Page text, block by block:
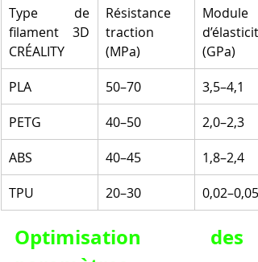
Type de
filament 3D
CRÉALITY
Résistance
traction
(MPa)
Module
d’élasticité
(GPa)
PLA
50–70
3,5–4,1
PETG
40–50
2,0–2,3
ABS
40–45
1,8–2,4
TPU
20–30 0,02–0,05
Optimisation des